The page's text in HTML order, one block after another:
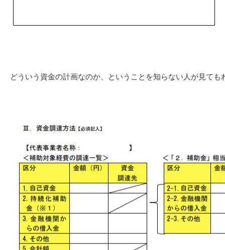
どういう資金の計画なのか、ということを知らない人が見て